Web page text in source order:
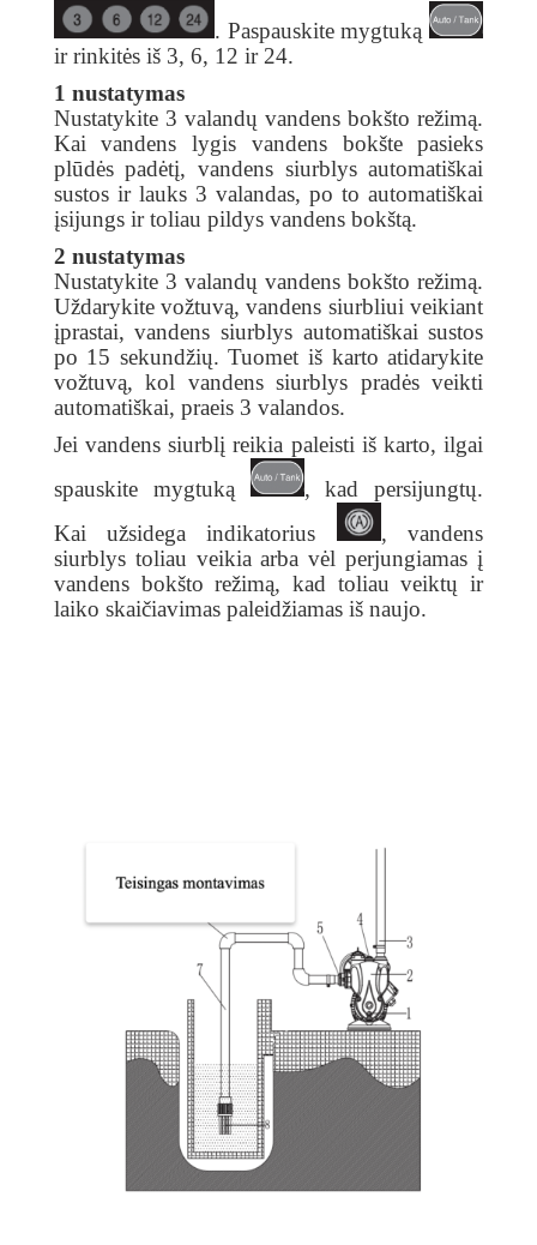
. Paspauskite mygtuką
ir rinkitės iš 3, 6, 12 ir 24.
1 nustatymas
Nustatykite 3 valandų vandens bokšto režimą.
Kai vandens lygis vandens bokšte pasieks
plūdės padėtį, vandens siurblys automatiškai
sustos ir lauks 3 valandas, po to automatiškai
įsijungs ir toliau pildys vandens bokštą.
2 nustatymas
Nustatykite 3 valandų vandens bokšto režimą.
Uždarykite vožtuvą, vandens siurbliui veikiant
įprastai, vandens siurblys automatiškai sustos
po 15 sekundžių. Tuomet iš karto atidarykite
vožtuvą, kol vandens siurblys pradės veikti
automatiškai, praeis 3 valandos.
Jei vandens siurblį reikia paleisti iš karto, ilgai
spauskite mygtuką
, kad persijungtų.
Kai užsidega indikatorius
, vandens
siurblys toliau veikia arba vėl perjungiamas į
vandens bokšto režimą, kad toliau veiktų ir
laiko skaičiavimas paleidžiamas iš naujo.